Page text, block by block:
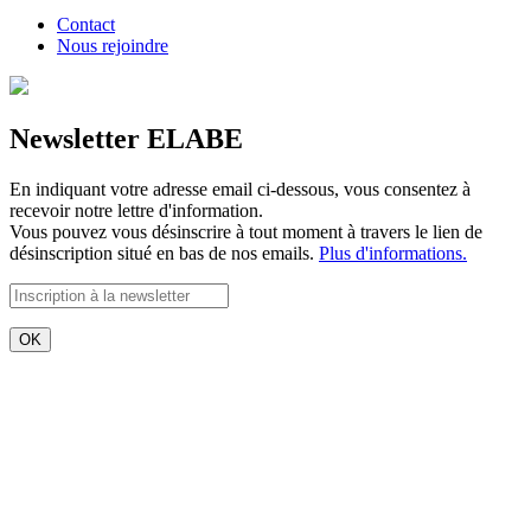
Contact
Nous rejoindre
Newsletter ELABE
En indiquant votre adresse email ci-dessous, vous consentez à
recevoir notre lettre d'information.
Vous pouvez vous désinscrire à tout moment à travers le lien de
désinscription situé en bas de nos emails. Plus d'informations.